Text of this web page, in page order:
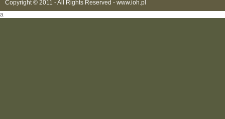
Copyright © 2011 - All Rights Reserved - www.ioh.pl
a